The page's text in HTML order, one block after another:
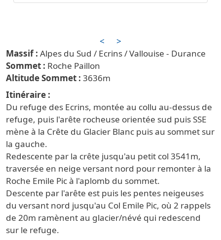
<
>
Alpes du Sud / Ecrins / Vallouise - Durance
Roche Paillon
3636
Itinéraire
Du refuge des Ecrins, montée au collu au-dessus de
refuge, puis l'arête rocheuse orientée sud puis SSE
mène à la Crête du Glacier Blanc puis au sommet sur
la gauche.
Redescente par la crête jusqu'au petit col 3541m,
traversée en neige versant nord pour remonter à la
Roche Emile Pic à l'aplomb du sommet.
Descente par l'arête est puis les pentes neigeuses
du versant nord jusqu'au Col Emile Pic, où 2 rappels
de 20m ramènent au glacier/névé qui redescend
sur le refuge.